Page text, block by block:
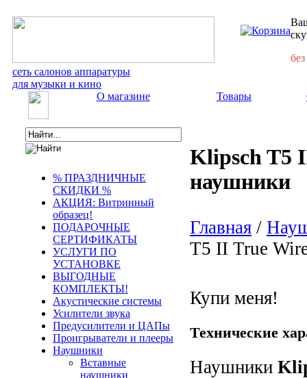
сеть салонов аппаратуры
для музыки и кино
О магазине Товары
% ПРАЗДНИЧНЫЕ
СКИДКИ %
АКЦИЯ: Витринный
образец!
ПОДАРОЧНЫЕ
СЕРТИФИКАТЫ
УСЛУГИ ПО
УСТАНОВКЕ
ВЫГОДНЫЕ
КОМПЛЕКТЫ!
Акустические системы
Усилители звука
Предусилители и ЦАПы
Проигрыватели и плееры
Наушники
Вставные
наушники
Klipsch T5
наушники
Главная /
T5 II True
Купи меня!
Технические
Наушники